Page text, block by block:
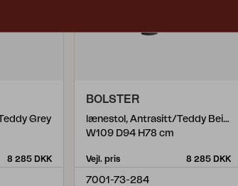
Grey
8 285 DKK
BOLSTER
lænestol, Antrasitt/Teddy Beige
W109 D94 H78 cm
Vejl. pris 8 285 DKK
7001-73-284